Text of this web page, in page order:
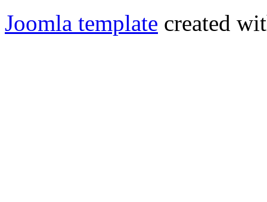
Joomla template created